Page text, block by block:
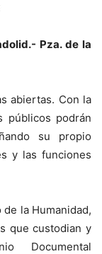
Pza. de la
abiertas. Con la
públicos podrán
su propio
y las funciones
la Humanidad,
que custodian y
Documental